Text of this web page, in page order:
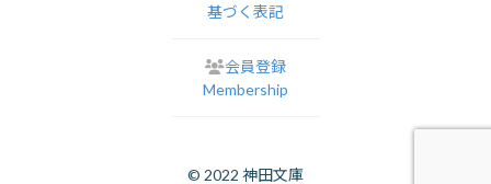
基づく表記
会員登録
Membership
© 2022 神田文庫